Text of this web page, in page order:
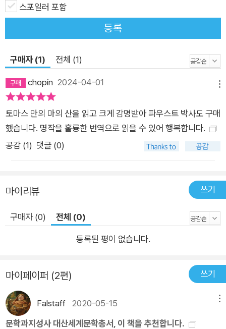
대변하는 듯하다. 또한 차이트블롬의 모습에도 격동의 시기 “독
일의 양심”이자 대표적 지식인이었던 토마스 만이 어른거린다.
건실한 인문학자 차이트블롬과 뼛속 깊이 ‘비시민적인’ 예술가 레
신께서 부디 너희 불쌍한 영혼에 자비를 베푸시기를, 나의 친구
여, 나의 조국이여! - 독일, 독일인에 대한 통렬한 자기반성 제2차
세계대전의 비극이 절정에 달하다가 마침내 종전을 맞던 시기, 즉
1943년에서 1947년까지 토마스 만은 망명지 미국에서 소설 『파
우스트 박사』를 집필했다. 조국의 몰락을 우려하면서도 동시에
국을 등져야만 했던 토마스 만의 기구한 운명이 맞물려 있는 이
차 세계대전(1914~18)에 열광하다 패배하고 바이마르공화국이
수립되는 과정에서 혼란과 동시에 희망을 품던 독일 상황과 맥을
같이한다. 또 점점 더 폭발적으로 천재적 악상이 분출될수록 악화
되는 레버퀸의 뇌질환은 히틀러의 집권(1933)과 맞물려 있고, 마
침내 정신착란과 분열에 빠져드는 때는 나치 정권의 광기가 제2
가 레버퀸의 존재가 시대적 · 역사적인 현상으로 연결되는 과정에
간간이 펼쳐지는 독일 문화사 내지 정신사의 ‘리뷰’는 매우 광대
하다. 기독교적 가치가 지배했던 중세부터, 이에 반발한 루터의
담대한 인간성 담론과 파우스트의 (악령과의 결탁도 마다하지 않
스포일러 포함
등록
구매자 (1) 전체 (1)
chopin 2024-04-01
토마스 만의 마의 산을 읽고 크게 감명받아 파우스트 박사도 구매
했습니다. 명작을 훌륭한 번역으로 읽을 수 있어 행복합니다.
공감 (1) 댓글 (0)
마이리뷰 쓰기
구매자 (0) 전체 (0)
등록된 평이 없습니다.
마이페이퍼 (2편) 쓰기
Falstaff 2020-05-15
문학과지성사 대산세계문학총서, 이 책을 추천합니다.